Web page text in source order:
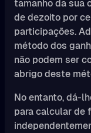
tamanho da sua
de dezoito por
participações.
método dos
não podem ser
abrigo deste
No entanto, dá-
para calcular de